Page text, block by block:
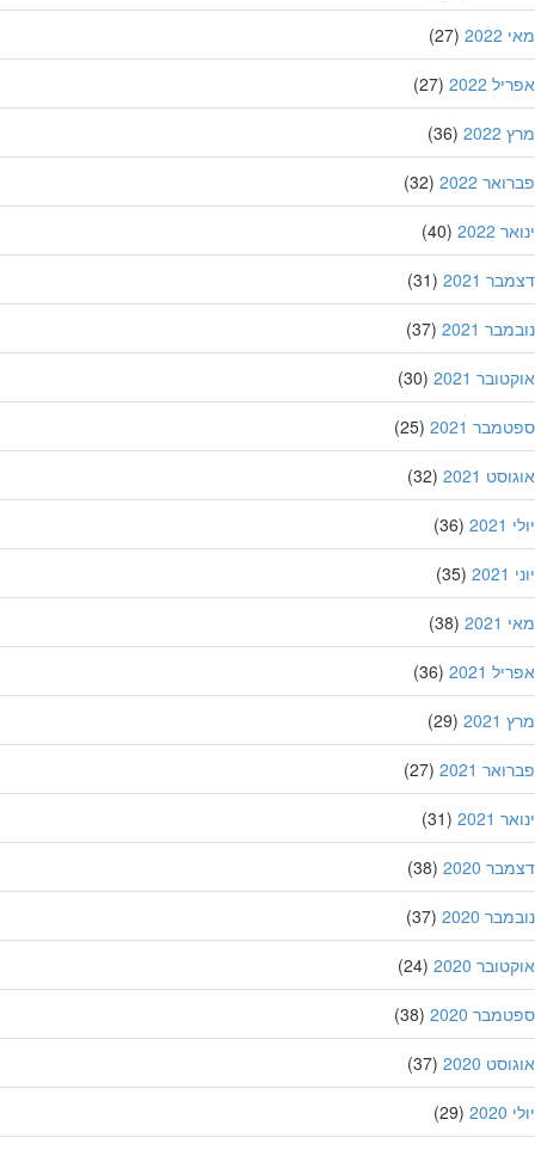
(27)
2022
(27)
(36)
2022
(32)
2022
(40)
2021
(31)
2021
(37)
2021
(30)
2021
(25)
2021
(32)
(36)
(35)
(38)
2021
(36)
(29)
2021
(27)
2021
(31)
2020
(38)
2020
(37)
2020
(24)
2020
(38)
2020
(37)
(29)